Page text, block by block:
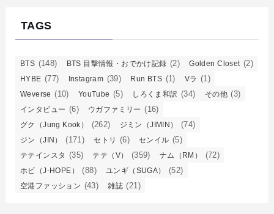
TAGS
BTS (148) BTS 目撃情報・おでかけ記録 (2) Golden Closet (2)
HYBE (77) Instagram (39) Run BTS (1) Vラ (1)
Weverse (10) YouTube (5) しろくま和訳 (34) その他 (3)
インタビュー (6) ウガファミリー (16)
グク（Jung Kook） (262) ジミン（JIMIN） (74)
ジン（JIN） (171) セトリ (6) センイル (5)
テテインスタ (35) テテ（V） (359) ナム（RM） (72)
ホビ（J-HOPE） (88) ユンギ（SUGA） (52)
空港ファッション (43) 雑誌 (21)